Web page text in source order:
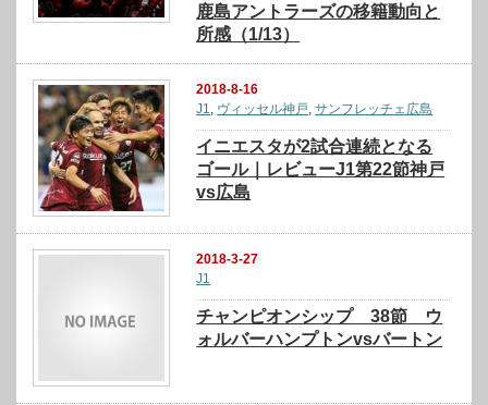
鹿島アントラーズの移籍動向と
所感（1/13）
2018-8-16
J1
ヴィッセル神戸 ,サンフレッチェ広島
イニエスタが2試合連続となる
ゴール｜レビューJ1第22節神戸
vs広島
2018-3-27
J1
チャンピオンシップ 38節 ウ
ォルバーハンプトンvsバートン